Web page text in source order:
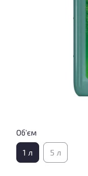
Об’єм
1 л 5 л